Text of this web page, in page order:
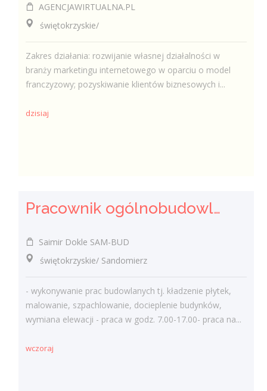
AGENCJAWIRTUALNA.PL
świętokrzyskie/
Zakres działania: rozwijanie własnej działalności w
branży marketingu internetowego w oparciu o model
franczyzowy; pozyskiwanie klientów biznesowych i...
dzisiaj
Pracownik ogólnobudowlany ( k/m)
Saimir Dokle SAM-BUD
świętokrzyskie/ Sandomierz
- wykonywanie prac budowlanych tj. kładzenie płytek,
malowanie, szpachlowanie, docieplenie budynków,
wymiana elewacji - praca w godz. 7.00-17.00- praca na...
wczoraj